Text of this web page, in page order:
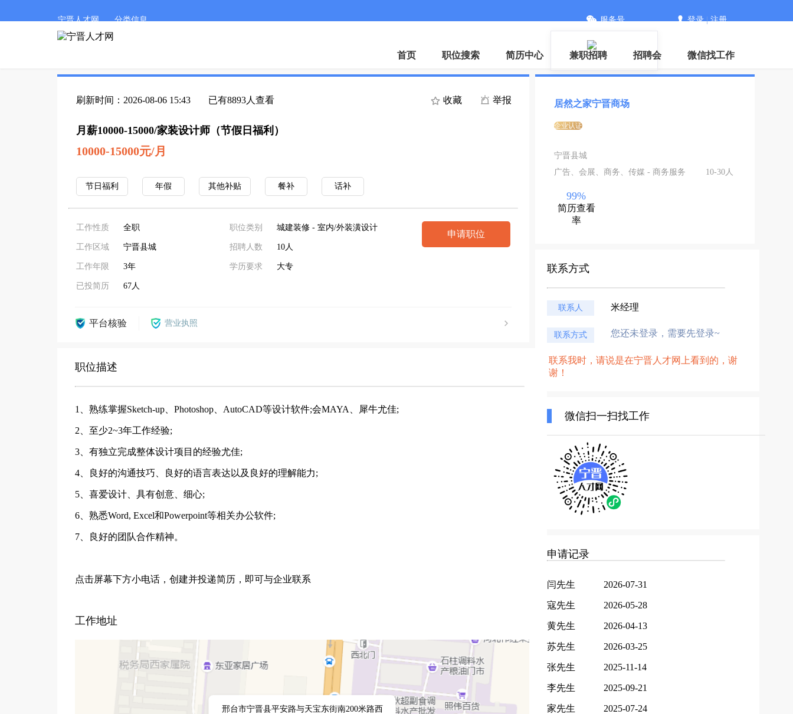
宁晋人才网 分类信息 服务号 登录|注册
首页 职位搜索 简历中心 兼职招聘 招聘会 微信找工作
刷新时间：2026-08-06 15:43 已有8893人查看 收藏 举报
月薪10000-15000/家装设计师（节假日福利）
10000-15000元/月
节日福利 年假 其他补贴 餐补 话补
工作性质 全职
工作区域 宁晋县城
工作年限 3年
已投简历 67人
职位类别 城建装修 - 室内/外装潢设计
招聘人数 10人
学历要求 大专
申请职位
平台核验 营业执照
职位描述
1、熟练掌握Sketch-up、Photoshop、AutoCAD等设计软件;会MAYA、犀牛尤佳;
2、至少2~3年工作经验;
3、有独立完成整体设计项目的经验尤佳;
4、良好的沟通技巧、良好的语言表达以及良好的理解能力;
5、喜爱设计、具有创意、细心;
6、熟悉Word, Excel和Powerpoint等相关办公软件;
7、良好的团队合作精神。
点击屏幕下方小电话，创建并投递简历，即可与企业联系
工作地址
邢台市宁晋县平安路与天宝东街南200米路西
居然之家宁晋商场
企业认证
宁晋县城
广告、会展、商务、传媒 - 商务服务
10-30人
99%
简历查看
率
联系方式
联系人 米经理
联系方式 您还未登录，需要先登录~
联系我时，请说是在宁晋人才网上看到的，谢
谢！
微信扫一扫找工作
申请记录
闫先生 2026-07-31
寇先生 2026-05-28
黄先生 2026-04-13
苏先生 2026-03-25
张先生 2025-11-14
李先生 2025-09-21
家先生 2025-07-24